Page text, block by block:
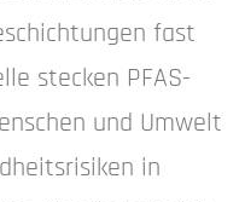
fast
stecken PFAS-
und Umwelt
in